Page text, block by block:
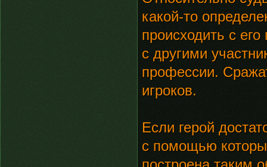
какой-то
происходить с
с другими
профессии.
игроков.
Если герой
с помощью